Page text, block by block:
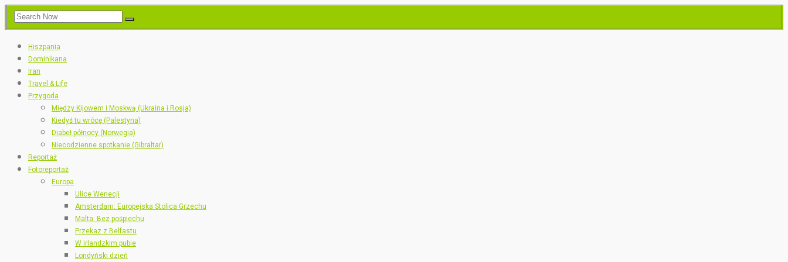
Hiszpania
Dominikana
Iran
Travel & Life
Przygoda
Między Kijowem i Moskwą (Ukraina i Rosja)
Kiedyś tu wrócę (Palestyna)
Diabeł północy (Norwegia)
Niecodzienne spotkanie (Gibraltar)
Reportaż
Fotoreportaż
Europa
Ulice Wenecji
Amsterdam: Europejska Stolica Grzechu
Malta: Bez pośpiechu
Przekaz z Belfastu
W irlandzkim pubie
Londyński dzień